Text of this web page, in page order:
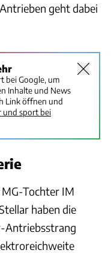
geht dabei
bei Google, um
Inhalte und News
Link öffnen und
und sport bei
Tochter IM
haben die
Antriebsstrang